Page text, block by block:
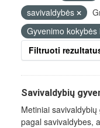
savivaldybės
Gyvenimo kokybės
Filtruoti
Savivaldybių
Metiniai
pagal savivaldybes,